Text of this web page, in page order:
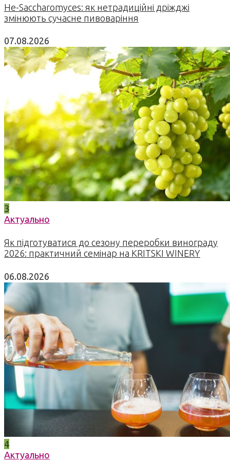
Не-Saccharomyces: як нетрадиційні дріжджі
змінюють сучасне пивоваріння
07.08.2026
3
Актуально
Як підготуватися до сезону переробки винограду
2026: практичний семінар на KRITSKI WINERY
06.08.2026
4
Актуально